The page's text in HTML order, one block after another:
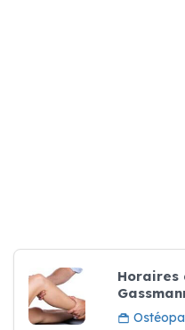
Horaires